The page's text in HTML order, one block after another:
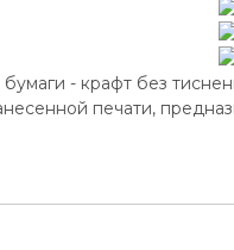
- крафт без
печати,